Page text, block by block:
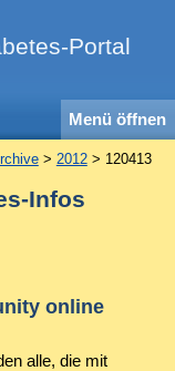
Portal
Menü öffnen
> 2012> 120413
Infos
online
alle, die mit